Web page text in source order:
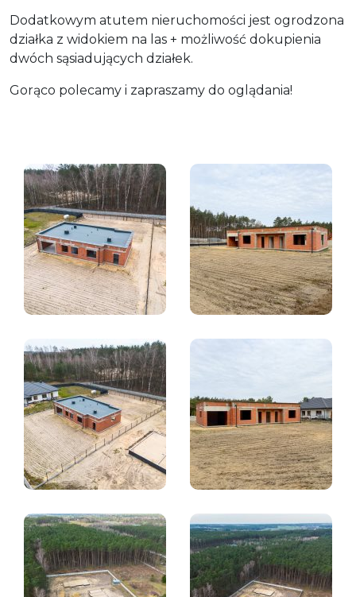
Dodatkowym atutem nieruchomości jest ogrodzona
działka z widokiem na las + możliwość dokupienia
dwóch sąsiadujących działek.
Gorąco polecamy i zapraszamy do oglądania!